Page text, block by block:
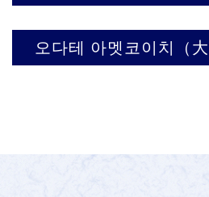
오다테 아멧코이치（